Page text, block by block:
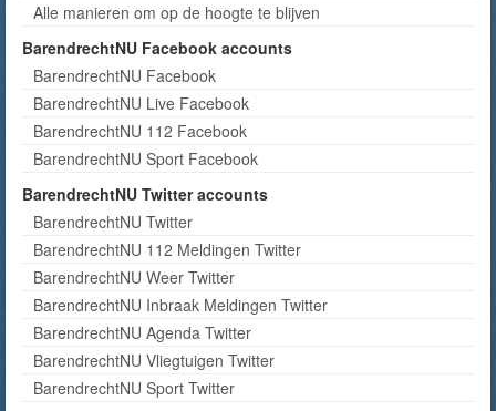
Alle manieren om op de hoogte te blijven
BarendrechtNU Facebook accounts
BarendrechtNU Facebook
BarendrechtNU Live Facebook
BarendrechtNU 112 Facebook
BarendrechtNU Sport Facebook
BarendrechtNU Twitter accounts
BarendrechtNU Twitter
BarendrechtNU 112 Meldingen Twitter
BarendrechtNU Weer Twitter
BarendrechtNU Inbraak Meldingen Twitter
BarendrechtNU Agenda Twitter
BarendrechtNU Vliegtuigen Twitter
BarendrechtNU Sport Twitter